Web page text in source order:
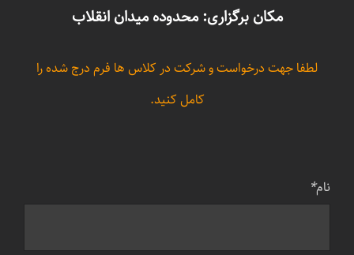
مکان برگزاری: محدوده میدان انقلاب
لطفا جهت درخواست و شرکت در کلاس ها فرم درج شده را
کامل کنید.
نام*